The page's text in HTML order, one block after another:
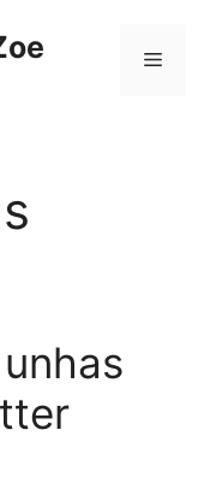
Menu